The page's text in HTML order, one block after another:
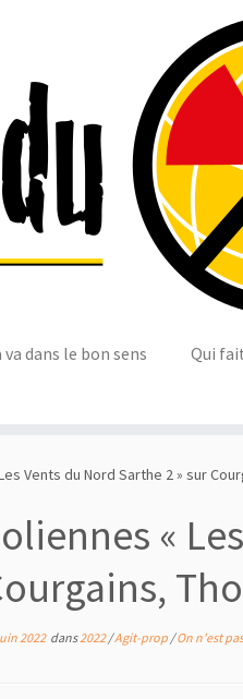
va dans le bon sens Qui
Vents du Nord Sarthe 2 » sur
«
2022dans2022/Agit-prop /On n'est